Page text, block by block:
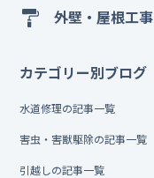
外壁・屋根工事
カテゴリー別ブログ
水道修理の記事一覧
害虫・害獣駆除の記事一覧
引越しの記事一覧